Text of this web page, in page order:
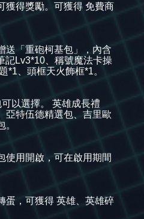
獲得獎勵。可獲得 免費商
送「重砲柯基包」，內含
記Lv3*10、稱號魔法卡操
*1、頭框天火飾框*1。
以選擇。 英雄成長禮
亞特伍德精選包、吉里歐
使用開啟，可在啟用期間
蛋，可獲得 英雄、英雄碎